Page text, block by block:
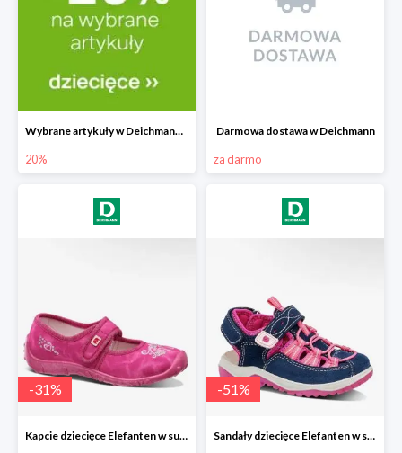
Wybrane artykuły w Deichmann do -20%
20%
Darmowa dostawa w Deichmann
za darmo
-31%
Kapcie dziecięce Elefanten w super cenie
-51%
Sandały dziecięce Elefanten w super cenie